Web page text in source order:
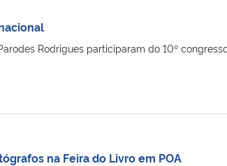
Rodrigues participaram do 10º
na Feira do Livro em POA